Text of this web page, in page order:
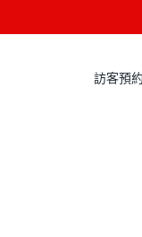
訪客預約